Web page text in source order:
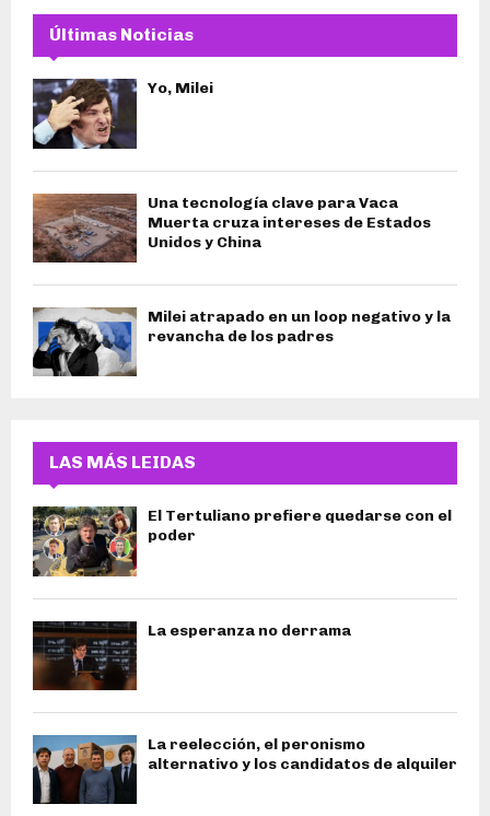
Últimas Noticias
Yo, Milei
Una tecnología clave para Vaca
Muerta cruza intereses de Estados
Unidos y China
Milei atrapado en un loop negativo y la
revancha de los padres
LAS MÁS LEIDAS
El Tertuliano prefiere quedarse con el
poder
La esperanza no derrama
La reelección, el peronismo
alternativo y los candidatos de alquiler